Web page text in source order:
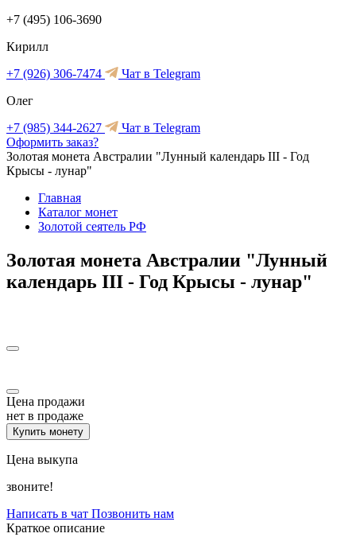
+7 (495) 106-3690
Кирилл
+7 (926) 306-7474
Чат в Telegram
Олег
+7 (985) 344-2627
Чат в Telegram
Оформить заказ?
Золотая монета Австралии "Лунный календарь III - Год
Крысы - лунар"
Главная
Каталог монет
Золотой сеятель РФ
Золотая монета Австралии "Лунный
календарь III - Год Крысы - лунар"
Цена продажи
нет в продаже
Купить монету
Цена выкупа
звоните!
Написать в чат Позвонить нам
Краткое описание